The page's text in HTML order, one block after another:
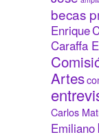
becas
Enrique
Caraffa
Artes
Carlos
Emiliano